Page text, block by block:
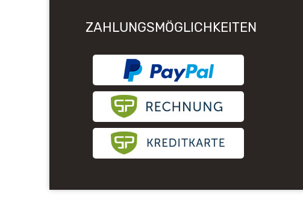
ZAHLUNGSMÖGLICHKEITEN